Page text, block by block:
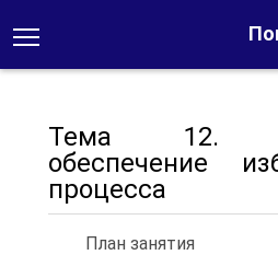
Тема 12.
обеспечение
процесса
План занятия